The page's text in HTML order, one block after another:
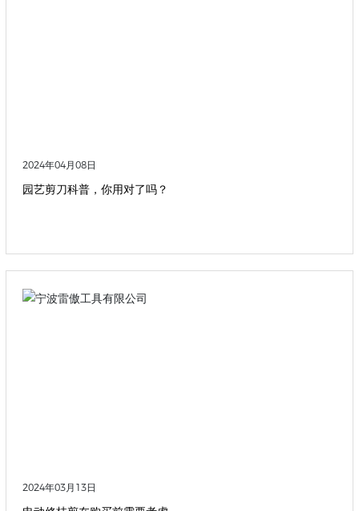
2024年04月08日
园艺剪刀科普，你用对了吗？
2024年03月13日